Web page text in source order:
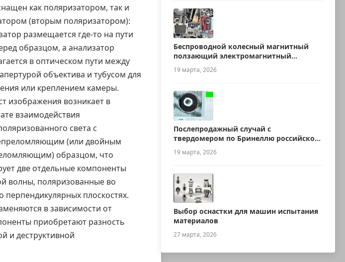
как поляризатором, так и
(вторым поляризатором):
размещается где-то на пути
образцом, а анализатор
в оптическом пути между
объектива и тубусом для
или креплением камеры.
изображения возникает в
взаимодействия
света с
(или двойным
образцом, что
две отдельные компоненты
волны, поляризованные во
перпендикулярных плоскостях.
в зависимости от
приобретают разность
и деструктивной
Беспроводной колесный магнитный
ползающий электромагнитный
ультразвуковой робот для измерения
толщины
19 марта, 2026
Послепродажный случай с
твердомером по Бринеллю российского
производства
19 марта, 2026
Выбор оснастки для машин испытания
материалов
27 марта, 2026